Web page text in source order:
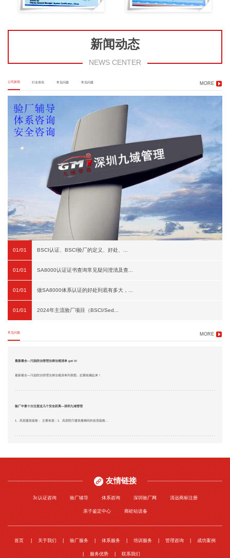
新闻动态
NEWS CENTER
公司新闻 行业资讯 常见问题 常见问题 MORE
01/01 BSCI认证、BSCI验厂的定义、好处、...
01/01 SA8000认证证书查询常见疑问澄清及查...
01/01 做SA8000体系认证的好处到底有多大，...
01/01 2024年主流验厂项目（BSCI/Sed...
常见问题 MORE
最新最全—污染防治管理法律法规清单 get it!
最新最全—污染防治管理法律法规清单列表图。赶紧收藏起来！
验厂中要十分注意这几个安全距离—深圳九域管理
1、高层建筑疏散： 主要依据：1、高层医疗建筑楼梯间的首层疏散...
友情链接
3c认证咨询 验厂辅导 体系咨询 深圳验厂网 清远商标注册
亲子鉴定中心 商砼站设备
首页 关于我们 验厂服务 体系服务 培训服务 管理咨询 成功案例
服务优势 联系我们